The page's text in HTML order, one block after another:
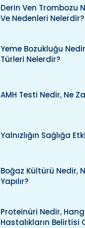
Derin Ven Trombozu
Ve Nedenleri Nelerdir?
Yeme Bozukluğu
Türleri Nelerdir?
AMH Testi Nedir, Ne
Yalnızlığın Sağlığa
Boğaz Kültürü Nedir,
Yapılır?
Proteinüri Nedir,
Hastalıkların Belirtisi